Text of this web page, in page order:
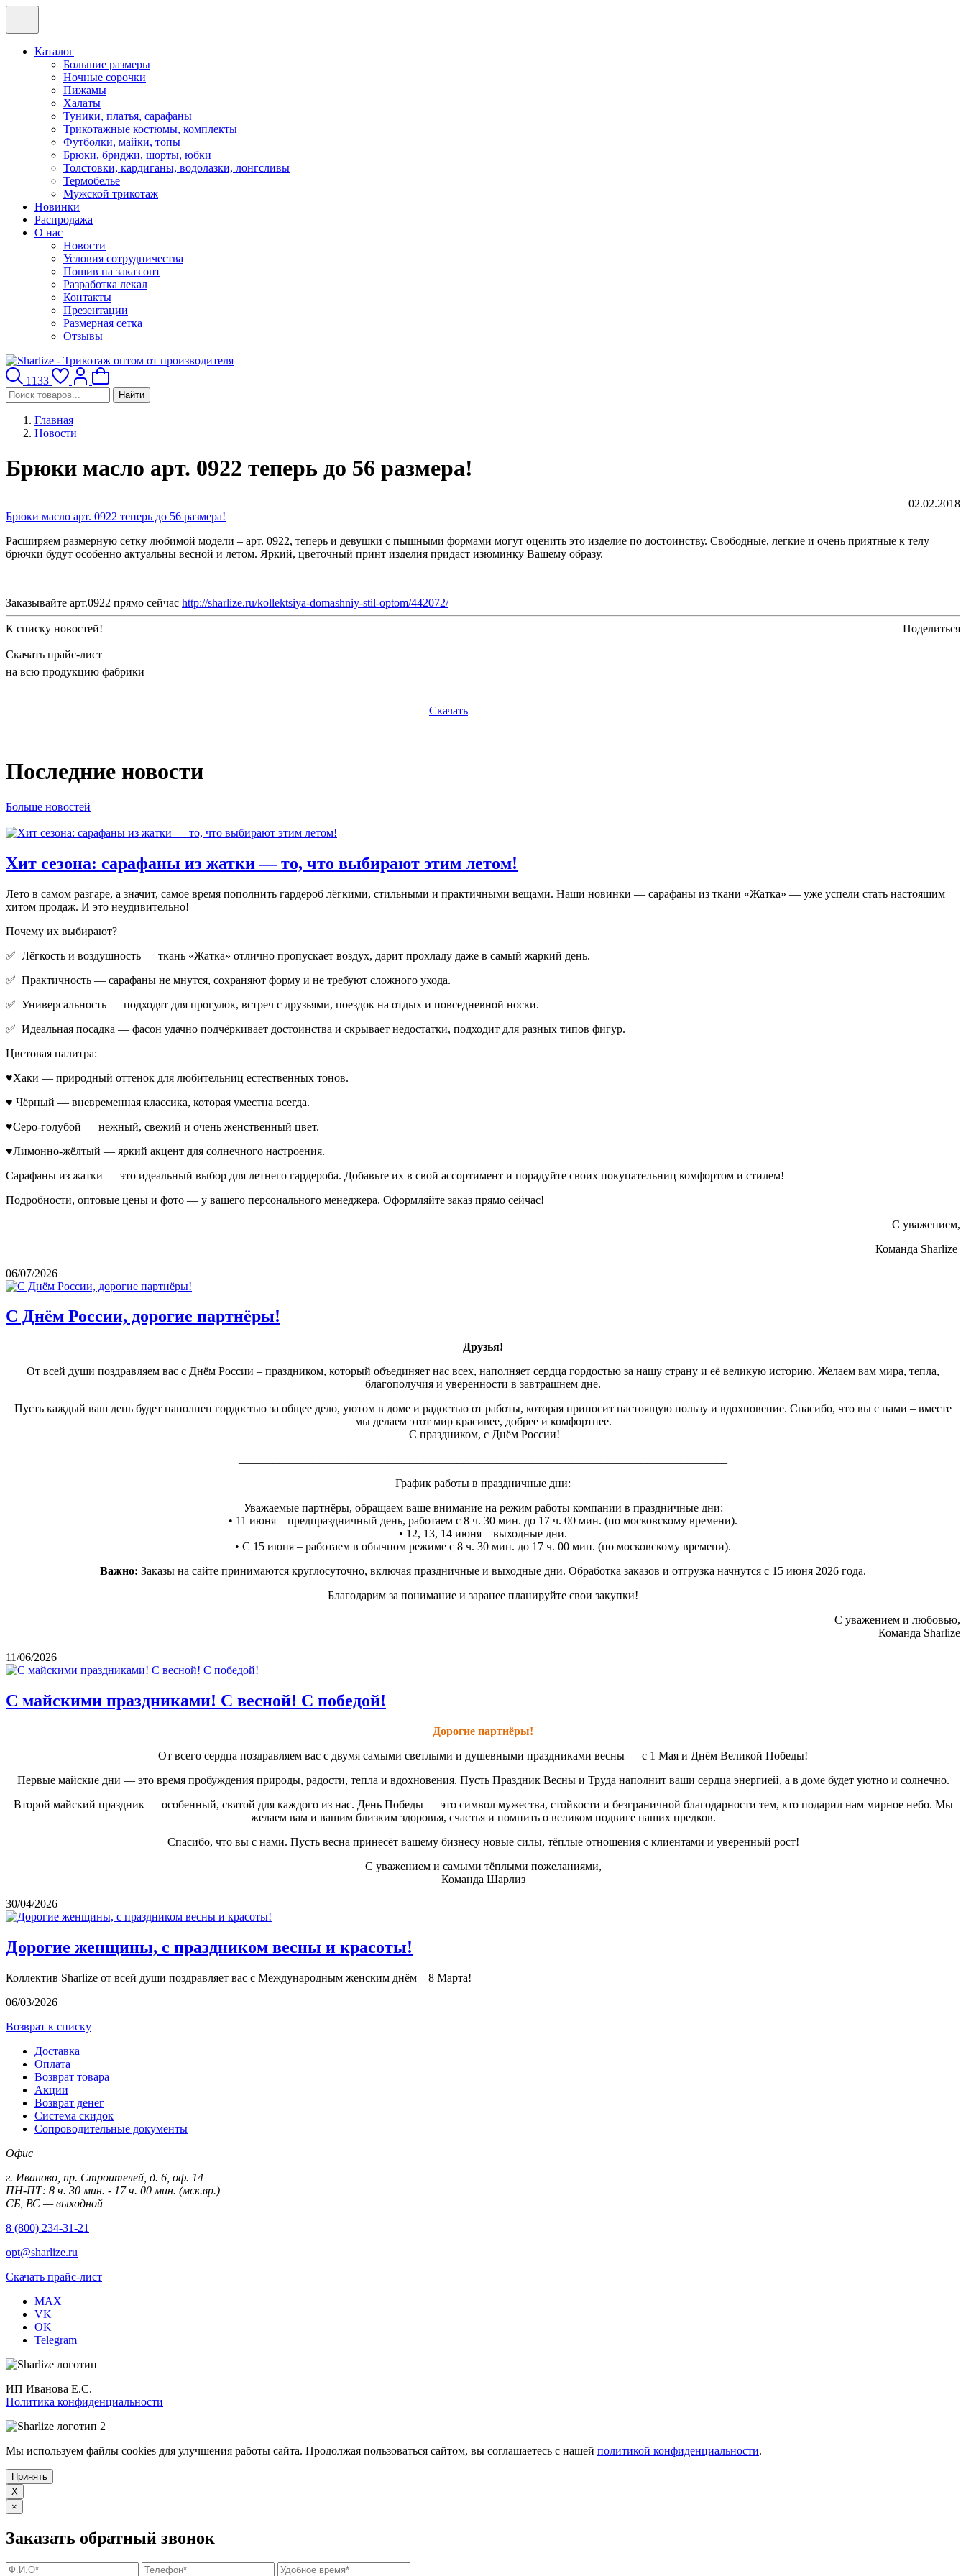
Каталог
Большие размеры
Ночные сорочки
Пижамы
Халаты
Туники, платья, сарафаны
Трикотажные костюмы, комплекты
Футболки, майки, топы
Брюки, бриджи, шорты, юбки
Толстовки, кардиганы, водолазки, лонгсливы
Термобелье
Мужской трикотаж
Новинки
Распродажа
О нас
Новости
Условия сотрудничества
Пошив на заказ опт
Разработка лекал
Контакты
Презентации
Размерная сетка
Отзывы
1133
Найти
Главная
Новости
Брюки масло арт. 0922 теперь до 56 размера!
02.02.2018
Брюки масло арт. 0922 теперь до 56 размера!
Расширяем размерную сетку любимой модели – арт. 0922, теперь и девушки с пышными формами могут оценить это изделие по достоинству. Свободные, легкие и очень приятные к телу
брючки будут особенно актуальны весной и летом. Яркий, цветочный принт изделия придаст изюминку Вашему образу.
Заказывайте арт.0922 прямо сейчас http://sharlize.ru/kollektsiya-domashniy-stil-optom/442072/
К списку новостей! Поделиться
Скачать прайс-лист
на всю продукцию фабрики
Скачать
Последние новости
Больше новостей
Хит сезона: сарафаны из жатки — то, что выбирают этим летом!
Лето в самом разгаре, а значит, самое время пополнить гардероб лёгкими, стильными и практичными вещами. Наши новинки — сарафаны из ткани «Жатка» — уже успели стать настоящим
хитом продаж. И это неудивительно!
Почему их выбирают?
✅ Лёгкость и воздушность — ткань «Жатка» отлично пропускает воздух, дарит прохладу даже в самый жаркий день.
✅ Практичность — сарафаны не мнутся, сохраняют форму и не требуют сложного ухода.
✅ Универсальность — подходят для прогулок, встреч с друзьями, поездок на отдых и повседневной носки.
✅ Идеальная посадка — фасон удачно подчёркивает достоинства и скрывает недостатки, подходит для разных типов фигур.
Цветовая палитра:
♥Хаки — природный оттенок для любительниц естественных тонов.
♥ Чёрный — вневременная классика, которая уместна всегда.
♥Серо-голубой — нежный, свежий и очень женственный цвет.
♥Лимонно-жёлтый — яркий акцент для солнечного настроения.
Сарафаны из жатки — это идеальный выбор для летнего гардероба. Добавьте их в свой ассортимент и порадуйте своих покупательниц комфортом и стилем!
Подробности, оптовые цены и фото — у вашего персонального менеджера. Оформляйте заказ прямо сейчас!
С уважением,
Команда Sharlize
06/07/2026
С Днём России, дорогие партнёры!
Друзья!
От всей души поздравляем вас с Днём России – праздником, который объединяет нас всех, наполняет сердца гордостью за нашу страну и её великую историю. Желаем вам мира, тепла,
благополучия и уверенности в завтрашнем дне.
Пусть каждый ваш день будет наполнен гордостью за общее дело, уютом в доме и радостью от работы, которая приносит настоящую пользу и вдохновение. Спасибо, что вы с нами – вместе
мы делаем этот мир красивее, добрее и комфортнее.
С праздником, с Днём России!
График работы в праздничные дни:
Уважаемые партнёры, обращаем ваше внимание на режим работы компании в праздничные дни:
• 11 июня – предпраздничный день, работаем с 8 ч. 30 мин. до 17 ч. 00 мин. (по московскому времени).
• 12, 13, 14 июня – выходные дни.
• С 15 июня – работаем в обычном режиме с 8 ч. 30 мин. до 17 ч. 00 мин. (по московскому времени).
Важно: Заказы на сайте принимаются круглосуточно, включая праздничные и выходные дни. Обработка заказов и отгрузка начнутся с 15 июня 2026 года.
Благодарим за понимание и заранее планируйте свои закупки!
С уважением и любовью,
Команда Sharlize
11/06/2026
С майскими праздниками! С весной! С победой!
Дорогие партнёры!
От всего сердца поздравляем вас с двумя самыми светлыми и душевными праздниками весны — с 1 Мая и Днём Великой Победы!
Первые майские дни — это время пробуждения природы, радости, тепла и вдохновения. Пусть Праздник Весны и Труда наполнит ваши сердца энергией, а в доме будет уютно и солнечно.
Второй майский праздник — особенный, святой для каждого из нас. День Победы — это символ мужества, стойкости и безграничной благодарности тем, кто подарил нам мирное небо. Мы
желаем вам и вашим близким здоровья, счастья и помнить о великом подвиге наших предков.
Спасибо, что вы с нами. Пусть весна принесёт вашему бизнесу новые силы, тёплые отношения с клиентами и уверенный рост!
С уважением и самыми тёплыми пожеланиями,
Команда Шарлиз
30/04/2026
Дорогие женщины, с праздником весны и красоты!
Коллектив Sharlize от всей души поздравляет вас с Международным женским днём – 8 Марта!
06/03/2026
Возврат к списку
Доставка
Оплата
Возврат товара
Акции
Возврат денег
Система скидок
Сопроводительные документы
Офис
г. Иваново, пр. Строителей, д. 6, оф. 14
ПН-ПТ: 8 ч. 30 мин. - 17 ч. 00 мин. (мск.вр.)
СБ, ВС — выходной
8 (800) 234-31-21
opt@sharlize.ru
Скачать прайс-лист
MAX
VK
OK
Telegram
ИП Иванова Е.С.
Политика конфиденциальности
Мы используем файлы cookies для улучшения работы сайта. Продолжая пользоваться сайтом, вы соглашаетесь с нашей политикой конфиденциальности.
Принять
X
×
Заказать обратный звонок